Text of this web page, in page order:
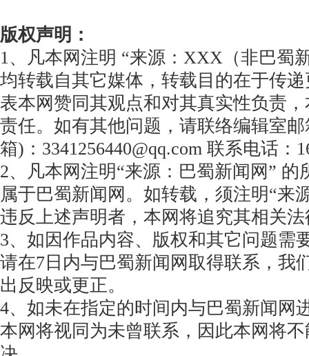
版权声明：
1、凡本网注明 “来源：XXX（非巴蜀
均转载自其它媒体，转载目的在于传
表本网赞同其观点和对其真实性负责
责任。如有其他问题，请联络编辑室
箱)：3341256440@qq.com 联系电话：
2、凡本网注明“来源：巴蜀新闻网” 的
属于巴蜀新闻网。如转载，须注明“来
违反上述声明者，本网将追究其相关
3、如因作品内容、版权和其它问题需
请在7日内与巴蜀新闻网取得联系，我
出反映或更正。
4、如未在指定的时间内与巴蜀新闻网
本网将视同为未曾联系，因此本网将